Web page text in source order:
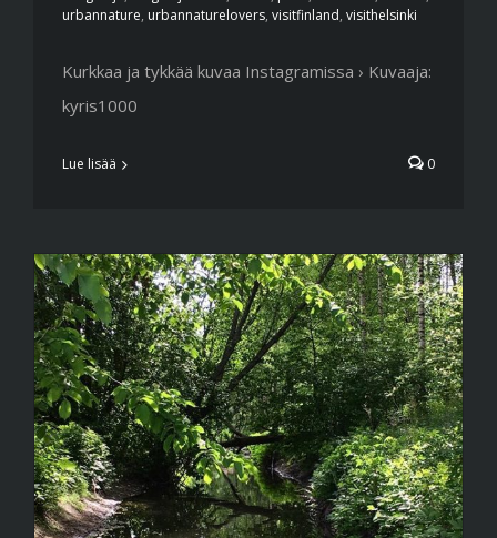
urbannature, urbannaturelovers, visitfinland, visithelsinki
Kurkkaa ja tykkää kuvaa Instagramissa › Kuvaaja:
kyris1000
Lue lisää 0